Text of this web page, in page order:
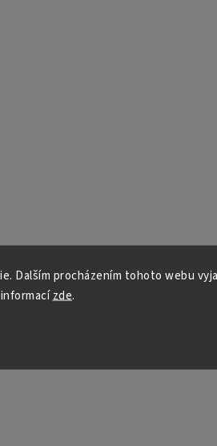
Dalším procházením tohoto webu
informacízde.